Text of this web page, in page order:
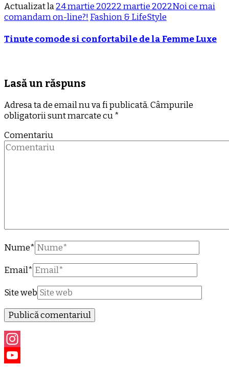
Actualizat la24 martie 20222 martie 2022Noi ce mai
comandam on-line?! Fashion & LifeStyle
Tinute comode si confortabile de la Femme Luxe
Lasă un răspuns
Adresa ta de email nu va fi publicată.Câmpurile
obligatorii sunt marcate cu*
Comentariu
Nume*
Email*
Site web
Instagram